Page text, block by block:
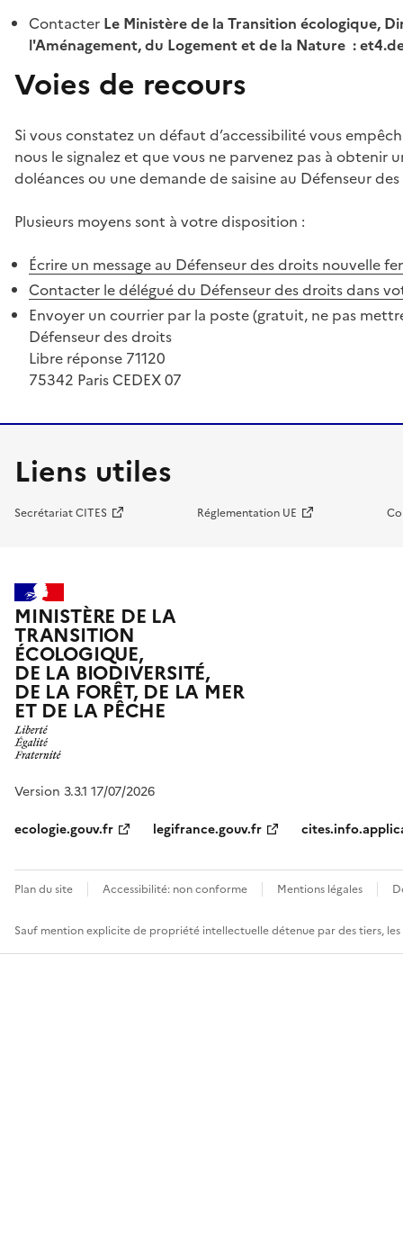
Contacter Le Ministère de la Transition écologique,
l'Aménagement, du Logement et de la Nature :
Voies de recours
Si vous constatez un défaut d’accessibilité vous
nous le signalez et que vous ne parvenez pas à
doléances ou une demande de saisine au Défenseur
Plusieurs moyens sont à votre disposition :
Écrire un message au Défenseur des droits nouvelle
Contacter le délégué du Défenseur des droits dans
Envoyer un courrier par la poste (gratuit, ne pas
Défenseur des droits
Libre réponse 71120
75342 Paris CEDEX 07
Liens utiles
Secrétariat CITES Réglementation UE
MINISTÈRE DE LA
TRANSITION
ÉCOLOGIQUE,
DE LA BIODIVERSITÉ,
DE LA FORÊT, DE LA MER
ET DE LA PÊCHE
Version 3.3.1 17/07/2026
ecologie.gouv.fr
legifrance.gouv.fr
Plan du site Accessibilité: non conforme Mentions légales
Sauf mention explicite de propriété intellectuelle détenue par des tiers,